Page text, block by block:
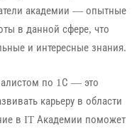
академии — опытные
в данной сфере, что
и интересные знания.
по 1С — это
карьеру в области
в IT Академии поможет